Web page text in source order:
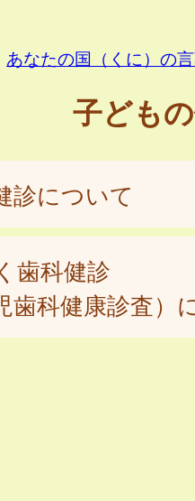
あなたの国（くに）の
子ども
診について
歯科健診
歯科健康診査）